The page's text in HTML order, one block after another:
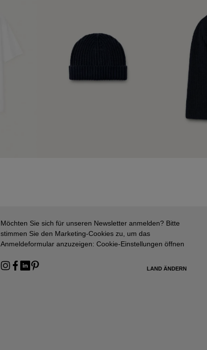
Möchten Sie sich für unseren Newsletter anmelden? Bitte
stimmen Sie den Marketing-Cookies zu, um das
Anmeldeformular anzuzeigen: Cookie-Einstellungen öffnen
LAND ÄNDERN